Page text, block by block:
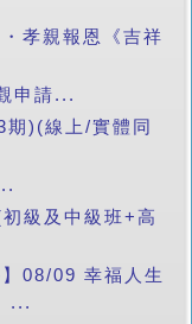
孝親報恩《吉祥
申請...
期)(線上/實體同
級及中級班+高
08/09 幸福人生
...